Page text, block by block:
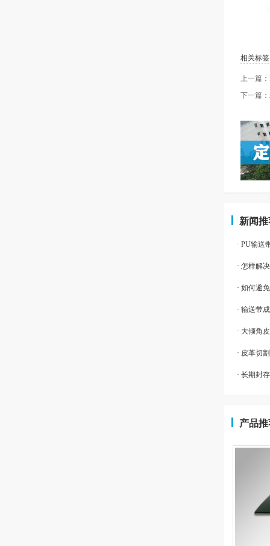
相关标签
上一篇
下一篇
新闻
· PU输送
· 怎样解
· 如何避
· 输送带
· 大倾角
· 皮革切
· 长期封
产品